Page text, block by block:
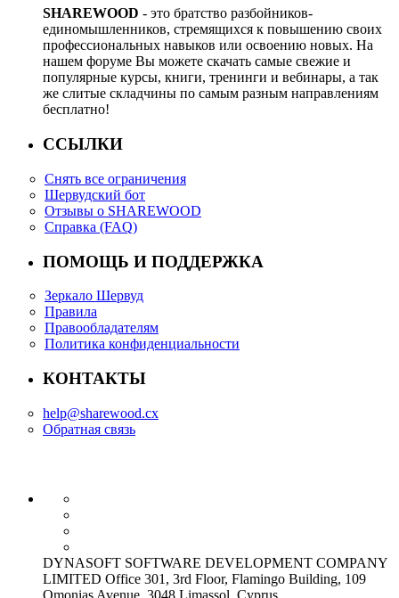
SHAREWOOD - это братство разбойников-
единомышленников, стремящихся к повышению своих
профессиональных навыков или освоению новых. На
нашем форуме Вы можете скачать самые свежие и
популярные курсы, книги, тренинги и вебинары, а так
же слитые складчины по самым разным направлениям
бесплатно!
ССЫЛКИ
Снять все ограничения
Шервудский бот
Отзывы о SHAREWOOD
Справка (FAQ)
ПОМОЩЬ И ПОДДЕРЖКА
Зеркало Шервуд
Правила
Правообладателям
Политика конфиденциальности
КОНТАКТЫ
help@sharewood.cx
Обратная связь
DYNASOFT SOFTWARE DEVELOPMENT COMPANY
LIMITED Office 301, 3rd Floor, Flamingo Building, 109
Omonias Avenue, 3048 Limassol, Cyprus